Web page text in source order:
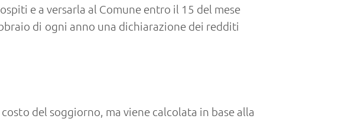
e a versarla al Comune entro il 15 del mese
di ogni anno una dichiarazione dei redditi
del soggiorno, ma viene calcolata in base alla